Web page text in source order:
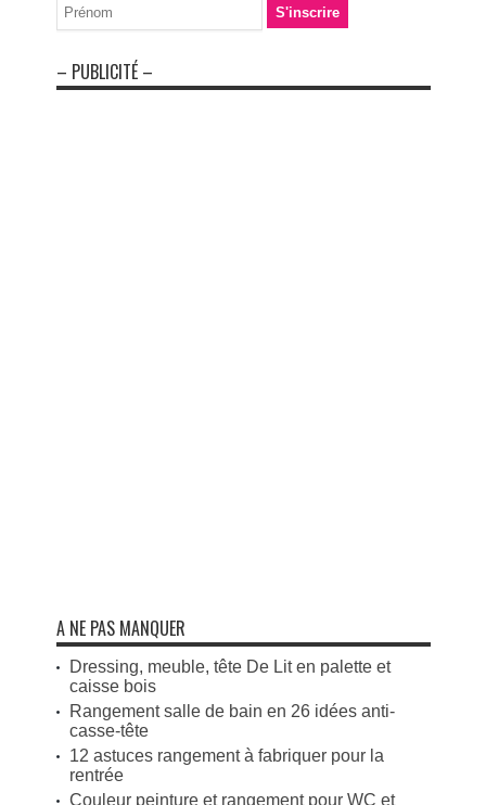
– PUBLICITÉ –
A NE PAS MANQUER
Dressing, meuble, tête De Lit en palette et
caisse bois
Rangement salle de bain en 26 idées anti-
casse-tête
12 astuces rangement à fabriquer pour la
rentrée
Couleur peinture et rangement pour WC et